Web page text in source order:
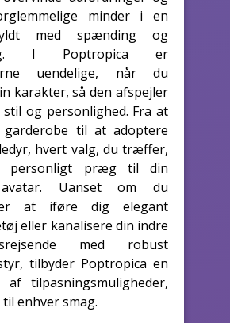
minder i en
med spænding og
I Poptropica er
uendelige, når du
karakter, så den afspejler
og personlighed. Fra at
til at adoptere
hvert valg, du træffer,
personligt præg til din
Uanset om du
at iføre dig elegant
eller kanalisere din indre
med robust
tilbyder Poptropica en
tilpasningsmuligheder,
enhver smag.